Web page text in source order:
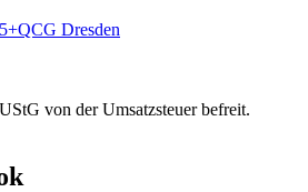
Dresden
von der Umsatzsteuer befreit.